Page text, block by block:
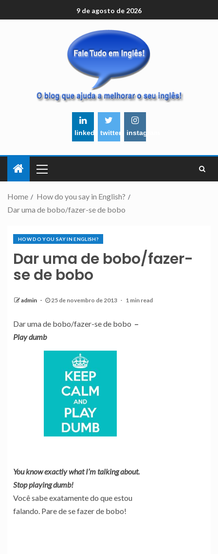
9 de agosto de 2026
linkedintwitter instagram
Home
How do you say in English?
Dar uma de bobo/fazer-se de bobo
HOW DO YOU SAY IN ENGLISH?
Dar uma de bobo/fazer-
se de bobo
admin 25 de novembro de 2013 1 min read
Dar uma de bobo/fazer-se de bobo –
Play dumb
You know exactly what I’m talking about.
Stop playing dumb!
Você sabe exatamente do que estou
falando. Pare de se fazer de bobo!